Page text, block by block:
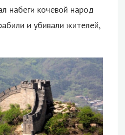
набеги кочевой народ
и убивали жителей,